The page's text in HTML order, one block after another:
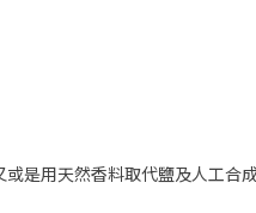
是用天然香料取代鹽及人工合